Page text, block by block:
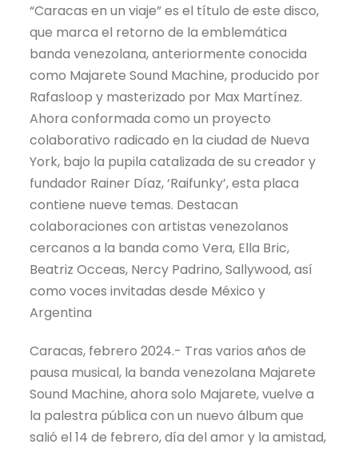
“Caracas en un viaje” es el título de este disco,
que marca el retorno de la emblemática
banda venezolana, anteriormente conocida
como Majarete Sound Machine, producido por
Rafasloop y masterizado por Max Martínez.
Ahora conformada como un proyecto
colaborativo radicado en la ciudad de Nueva
York, bajo la pupila catalizada de su creador y
fundador Rainer Díaz, ‘Raifunky’, esta placa
contiene nueve temas. Destacan
colaboraciones con artistas venezolanos
cercanos a la banda como Vera, Ella Bric,
Beatriz Occeas, Nercy Padrino, Sallywood, así
como voces invitadas desde México y
Argentina
Caracas, febrero 2024.- Tras varios años de
pausa musical, la banda venezolana Majarete
Sound Machine, ahora solo Majarete, vuelve a
la palestra pública con un nuevo álbum que
salió el 14 de febrero, día del amor y la amistad,